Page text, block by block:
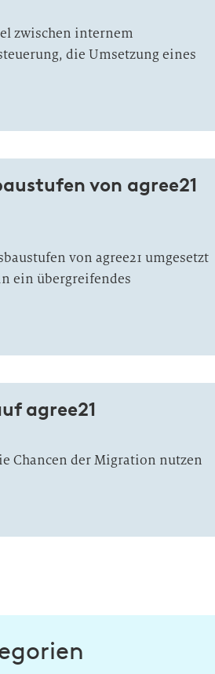
zwischen internem
die Umsetzung eines
von agree21
von agree21 umgesetzt
ein übergreifendes
agree21
Chancen der Migration nutzen